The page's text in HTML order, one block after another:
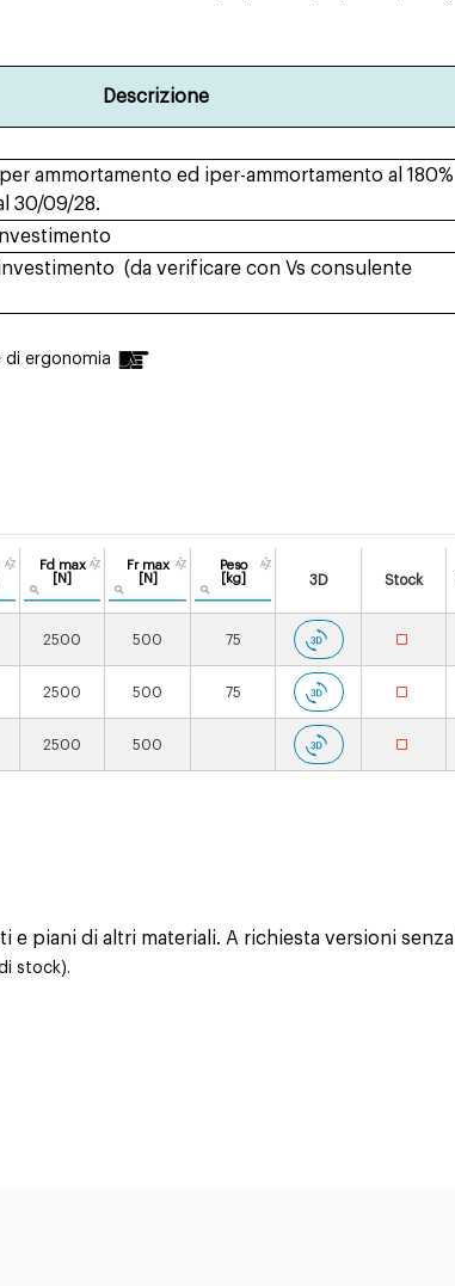
Descrizione
ammortamento ed iper-ammortamento al 180%
30/09/28.
(da verificare con Vs consulente
di ergonomia
Fd max
[N]
Fr max
[N]
Peso
[kg]
3D Stock
2500 500 75
2500 500 75
2500 500
piani di altri materiali. A richiesta versioni senza
stock).